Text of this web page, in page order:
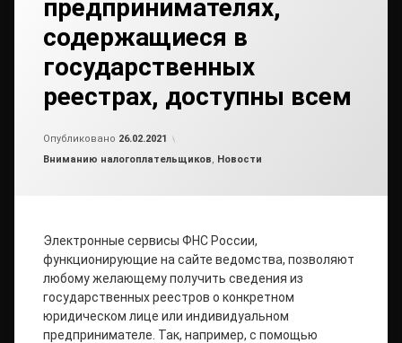
предпринимателях,
содержащиеся в
государственных
реестрах, доступны всем
Опубликовано 26.02.2021
Рубрики:
Вниманию налогоплательщиков, Новости
Электронные сервисы ФНС России,
функционирующие на сайте ведомства, позволяют
любому желающему получить сведения из
государственных реестров о конкретном
юридическом лице или индивидуальном
предпринимателе. Так, например, с помощью